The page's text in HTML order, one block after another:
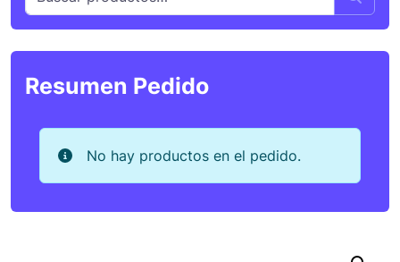
Resumen Pedido
No hay productos en el pedido.